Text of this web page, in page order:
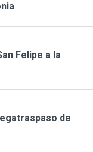
Felipe a la
de